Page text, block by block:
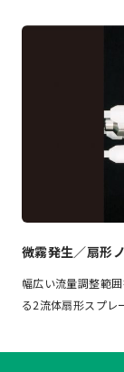
微霧発生／扇形
幅広い流量調整範
る2流体扇形スプレ